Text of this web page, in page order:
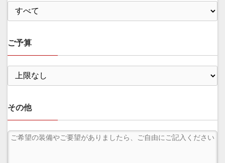
ご予算
その他